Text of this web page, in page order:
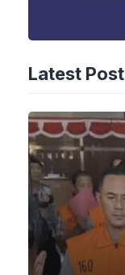
Latest Post